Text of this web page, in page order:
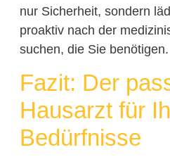
nur Sicherheit, sondern
proaktiv nach der
suchen, die Sie benötigen.
Fazit: Der
Hausarzt für
Bedürfnisse